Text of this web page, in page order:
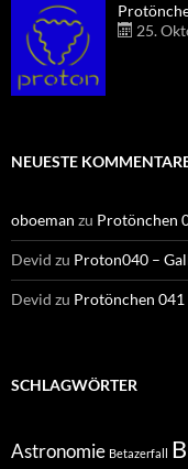
25.
NEUESTE
oboeman zu Protönchen
Devid zu Proton040 –
Devid zu Protönchen
SCHLAGWÖRTER
Astronomie Betazerfall